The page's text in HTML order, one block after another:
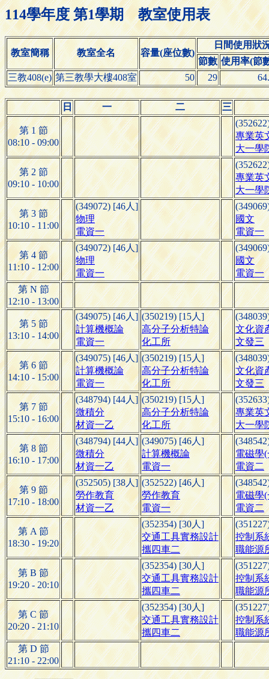
114學年度 第1學期 教室使用表
教室簡稱 教室全名 容量(座位數)
日間使用狀
節數 使用率(節
三教408(e) 第三教學大樓408室 50 29
日 一 二 三
第 1 節
08:10 - 09:00
專業英
大一學
第 2 節
09:10 - 10:00
專業英
大一學
第 3 節
10:10 - 11:00
(349072) [46人]
物理
電資一
國文
電資一
第 4 節
11:10 - 12:00
(349072) [46人]
物理
電資一
國文
電資一
第 N 節
12:10 - 13:00
第 5 節
13:10 - 14:00
(349075) [46人]
計算機概論
電資一
(350219) [15人]
高分子分析特論
化工所
文化資
文發三
第 6 節
14:10 - 15:00
(349075) [46人]
計算機概論
電資一
(350219) [15人]
高分子分析特論
化工所
文化資
文發三
第 7 節
15:10 - 16:00
(348794) [44人]
微積分
材資一乙
(350219) [15人]
高分子分析特論
化工所
專業英
大一學
第 8 節
16:10 - 17:00
(348794) [44人]
微積分
材資一乙
(349075) [46人]
計算機概論
電資一
電磁學(
電資二
第 9 節
17:10 - 18:00
(352505) [38人]
勞作教育
材資一乙
(352522) [46人]
勞作教育
電資一
電磁學
電資二
第 A 節
18:30 - 19:20
(352354) [30人]
交通工具實務設計
攜四車二
控制系
職能源
第 B 節
19:20 - 20:10
(352354) [30人]
交通工具實務設計
攜四車二
控制系
職能源
第 C 節
20:20 - 21:10
(352354) [30人]
交通工具實務設計
攜四車二
控制系
職能源
第 D 節
21:10 - 22:00